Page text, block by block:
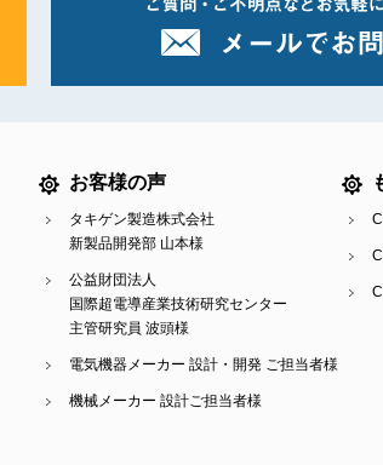
お客様の声
タキゲン製造株式会社
新製品開発部 山本様
公益財団法人
国際超電導産業技術研究センター
主管研究員 波頭様
電気機器メーカー 設計・開発 ご担当者様
機械メーカー 設計ご担当者様